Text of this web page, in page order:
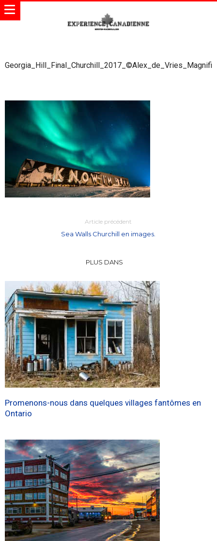
Article précédent
Sea Walls Churchill en images.
PLUS DANS
Promenons-nous dans quelques villages fantômes en
Ontario